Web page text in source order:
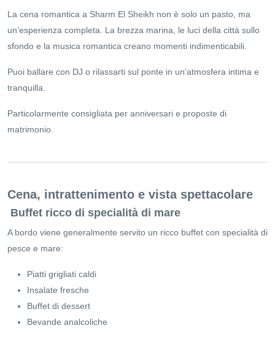
La cena romantica a Sharm El Sheikh non è solo un pasto, ma
un’esperienza completa. La brezza marina, le luci della città sullo
sfondo e la musica romantica creano momenti indimenticabili.
Puoi ballare con DJ o rilassarti sul ponte in un’atmosfera intima e
tranquilla.
Particolarmente consigliata per anniversari e proposte di
matrimonio.
Cena, intrattenimento e vista spettacolare
Buffet ricco di specialità di mare
A bordo viene generalmente servito un ricco buffet con specialità di
pesce e mare:
Piatti grigliati caldi
Insalate fresche
Buffet di dessert
Bevande analcoliche